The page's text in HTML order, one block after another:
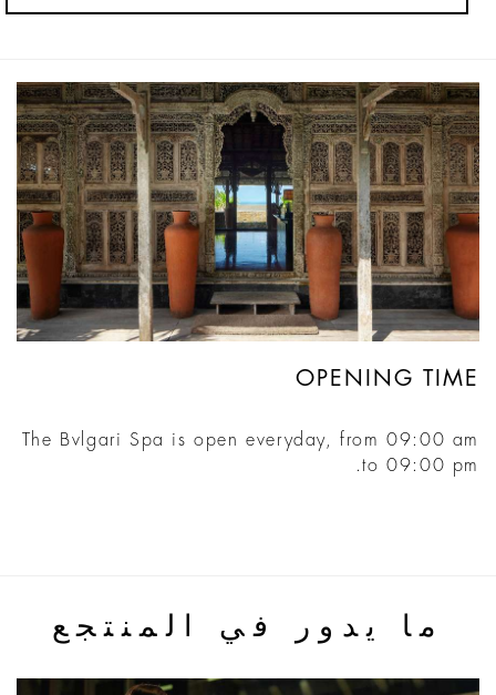
OPENING TIME
The Bvlgari Spa is open everyday, from 09:00 am
to 09:00 pm.
ما يدور في المنتجع